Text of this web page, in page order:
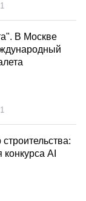
1
В Москве
1
AI